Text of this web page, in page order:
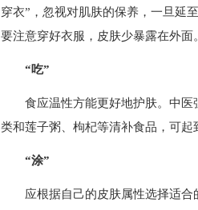
穿衣”，忽视对肌肤的保养，一旦延
要注意穿好衣服，皮肤少暴露在外面。
“吃”
食应温性方能更好地护肤。中
类和莲子粥、枸杞等清补食品，可起
“涂”
应根据自己的皮肤属性选择适合